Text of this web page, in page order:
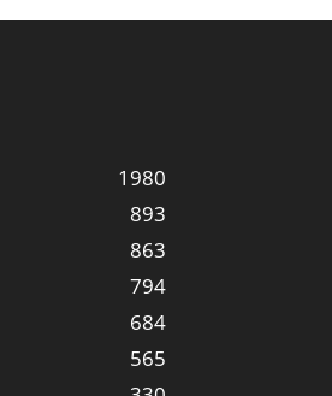
1980
893
863
794
684
565